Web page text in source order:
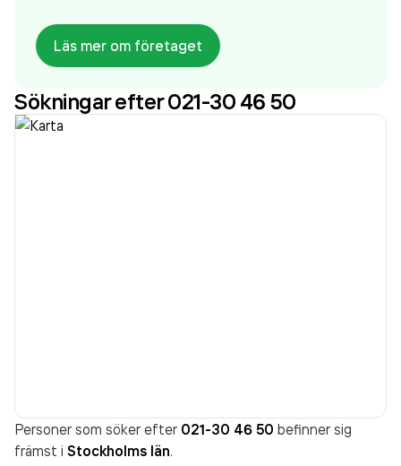
företaget. Bolaget är ett aktiebolag som varit aktivt
sedan 2000. IndustriQompetens Mälardalen AB
omsatte 70 467 000,00 krsenaste
räkenskapsåret (2025).
Läs mer om företaget
Sökningar efter 021-30 46 50
Personer som söker efter 021-30 46 50 befinner sig
främst i Stockholms län.